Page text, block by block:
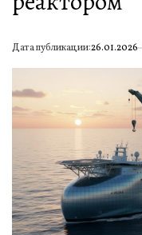
Дата публикации:26.01.2026